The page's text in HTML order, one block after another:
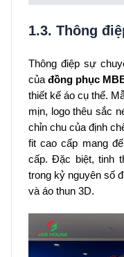
1.3. Thông
Thông điệp sự
củađồng phục
thiết kế áo cụ thể.
mịn, logo thêu sắc
chỉn chu của định
fit cao cấp mang
cấp. Đặc biệt, tinh
trong kỷ nguyên số
và áo thun 3D.